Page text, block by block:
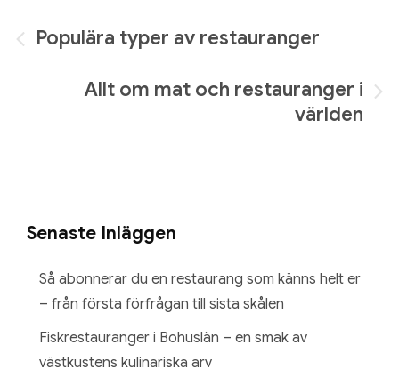
Inläggsnavigering
Populära typer av restauranger
Allt om mat och restauranger i
världen
Senaste Inläggen
Så abonnerar du en restaurang som känns helt er
– från första förfrågan till sista skålen
Fiskrestauranger i Bohuslän – en smak av
västkustens kulinariska arv